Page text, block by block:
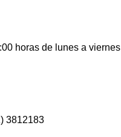
horas de lunes a viernes
3812183